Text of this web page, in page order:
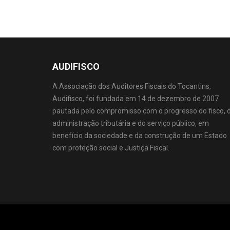
AUDIFISCO
A Associação dos Auditores Fiscais do Tocantins,
Audifisco, foi fundada em 14 de dezembro de 2007
pautada pelo compromisso com o progresso do fisco,
administração tributária e do serviço público, em
benefício da sociedade e da construção de um Estado
com proteção social e Justiça Fiscal.